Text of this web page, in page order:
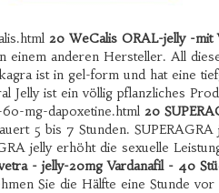
20 WeCalis ORAL-jelly -
anderen Hersteller. All
ist in gel-form und hat eine
Jelly ist ein völlig pflanzliches
mg-dapoxetine.html 20
5 bis 7 Stunden.
jelly erhöht die sexuelle
- jelly-20mg Vardanafil - 40
Sie die Hälfte eine Stunde